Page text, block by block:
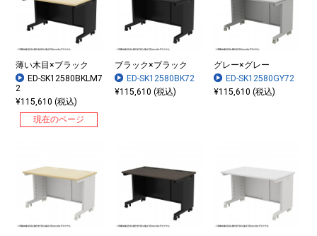
薄い木目×ブラック
ED-SK12580BKLM7
2
¥115,610 (税込)
現在のページ
ブラック×ブラック
ED-SK12580BK72
¥115,610 (税込)
グレー×グレー
ED-SK12580GY72
¥115,610 (税込)